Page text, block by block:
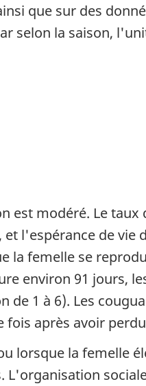
que sur des
selon la saison,
est modéré. Le taux
l'espérance de vie
la femelle se
environ 91 jours,
1 à 6). Les
fois après avoir
lorsque la femelle